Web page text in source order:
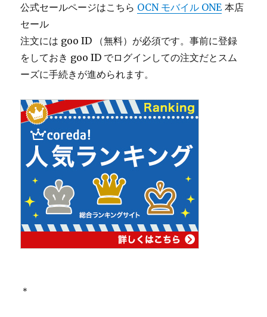
公式セールページはこちら OCN モバイル ONE 本店
セール
注文には goo ID （無料）が必須です。事前に登録
をしておき goo ID でログインしての注文だとスム
ーズに手続きが進められます。
＊